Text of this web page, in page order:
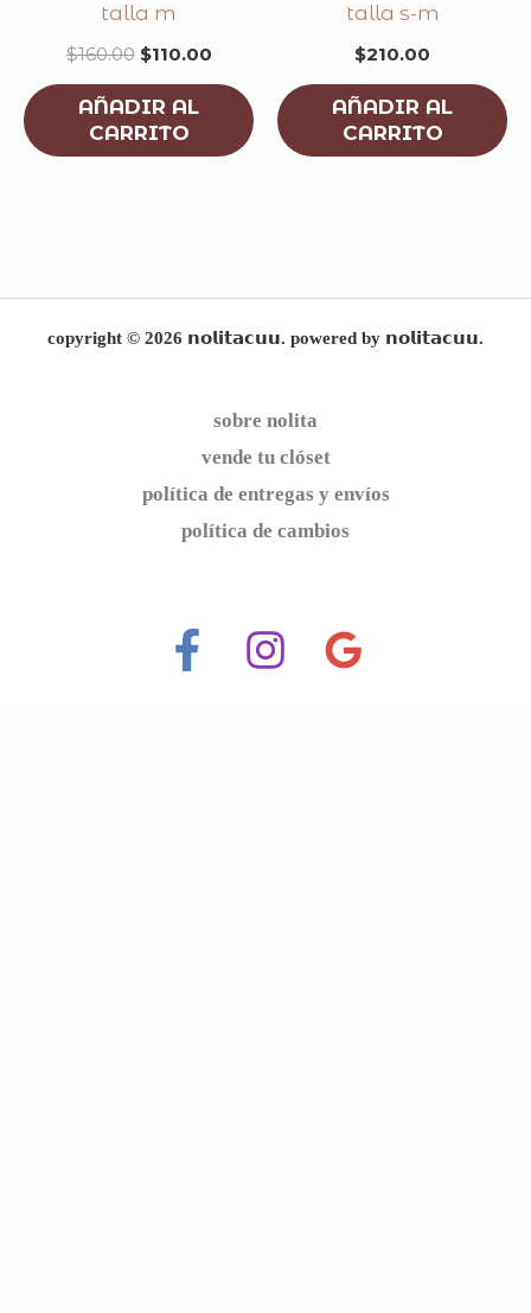
talla m
$160.00 $110.00
AÑADIR AL
CARRITO
talla s-m
$210.00
AÑADIR AL
CARRITO
copyright © 2026 𝗻𝗼𝗹𝗶𝘁𝗮𝗰𝘂𝘂. powered by 𝗻𝗼𝗹𝗶𝘁𝗮𝗰𝘂𝘂.
sobre nolita
vende tu clóset
política de entregas y envíos
política de cambios